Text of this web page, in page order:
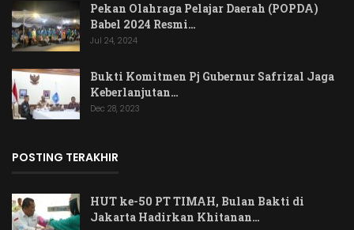
Pekan Olahraga Pelajar Daerah (POPDA)
Babel 2024 Resmi…
Jul 24, 2024
Bukti Komitmen Pj Gubernur Safrizal Jaga
Keberlanjutan…
Dec 28, 2023
POSTING TERAKHIR
HUT ke-50 PT TIMAH, Bulan Bakti di
Jakarta Hadirkan Khitanan…